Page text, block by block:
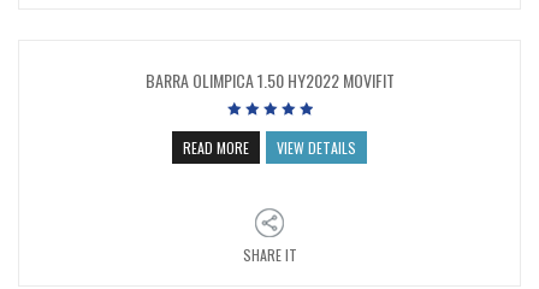
BARRA OLIMPICA 1.50 HY2022 MOVIFIT
READ MORE VIEW DETAILS
SHARE IT